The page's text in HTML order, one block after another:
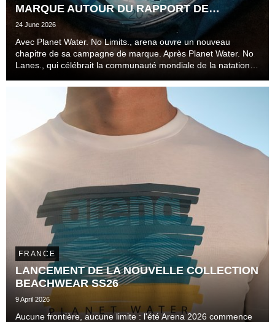
MARQUE AUTOUR DU RAPPORT DE
L'ATHLÈTE AU TEMPS
24 June 2026
Avec Planet Water. No Limits., arena ouvre un nouveau
chapitre de sa campagne de marque. Après Planet Water. No
Lanes., qui célébrait la communauté mondiale de la natation
pratique, la marque s'attaque désormais à l...
FRANCE
LANCEMENT DE LA NOUVELLE COLLECTION
BEACHWEAR SS26
9 April 2026
Aucune frontière, aucune limite : l'été Arena 2026 commence